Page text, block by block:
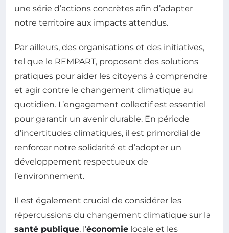
une série d’actions concrètes afin d’adapter
notre territoire aux impacts attendus.
Par ailleurs, des organisations et des initiatives,
tel que le REMPART, proposent des solutions
pratiques pour aider les citoyens à comprendre
et agir contre le changement climatique au
quotidien. L’engagement collectif est essentiel
pour garantir un avenir durable. En période
d’incertitudes climatiques, il est primordial de
renforcer notre solidarité et d’adopter un
développement respectueux de
l’environnement.
Il est également crucial de considérer les
répercussions du changement climatique sur la
santé publique, l’économie locale et les